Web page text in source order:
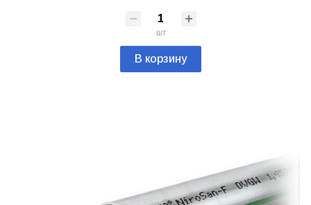
шт
В корзину